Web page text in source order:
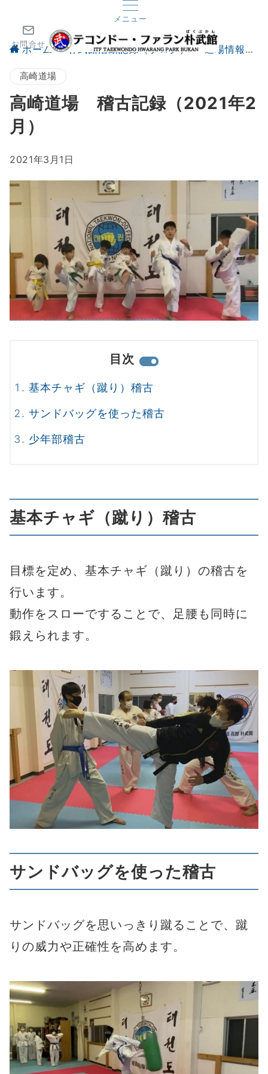
メニュー
お問合せ
ホーム 朴武館活動記録（ブログ） 道場情報
高崎道場
高崎道場 稽古記録（2021年2
月）
2021年3月1日
目次
基本チャギ（蹴り）稽古
サンドバッグを使った稽古
少年部稽古
基本チャギ（蹴り）稽古
目標を定め、基本チャギ（蹴り）の稽古を
行います。
動作をスローですることで、足腰も同時に
鍛えられます。
サンドバッグを使った稽古
サンドバッグを思いっきり蹴ることで、蹴
りの威力や正確性を高めます。